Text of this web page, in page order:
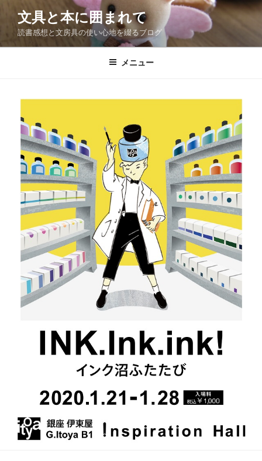
テ
ン
文具と本に囲まれて
読書感想と文房具の使い心地を綴るブログ
メニュー